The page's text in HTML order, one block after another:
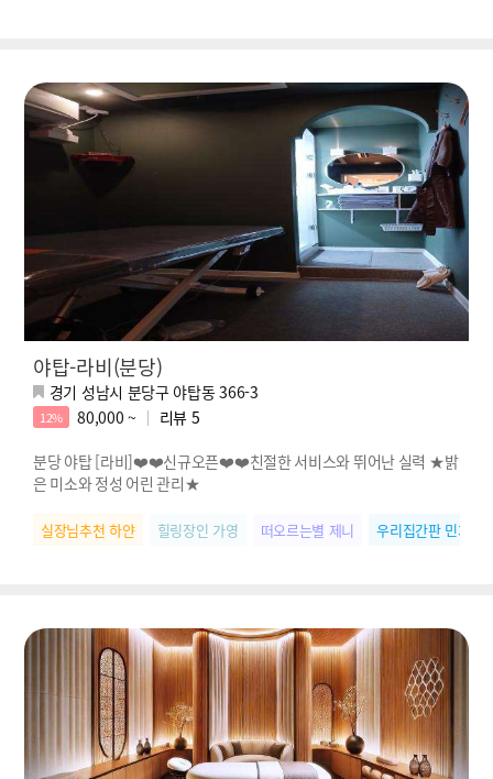
야탑-라비(분당)
경기 성남시 분당구 야탑동 366-3
12% 80,000 ~ 리뷰 5
분당 야탑 [라비]❤️❤️신규오픈❤️❤️친절한 서비스와 뛰어난 실력 ★밝
은 미소와 정성 어린 관리★
실장님추천 하얀 힐링장인 가영 떠오르는별 제니 우리집간판 민지